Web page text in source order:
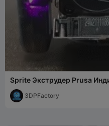
Sprite Экструдер Prusa
S1
3DPFactory